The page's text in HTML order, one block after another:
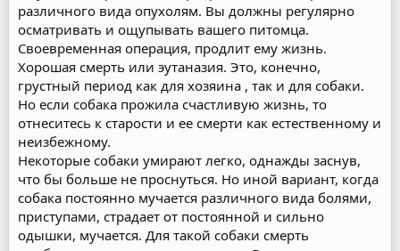
различного вида опухолям. Вы должны регулярно
осматривать и ощупывать вашего питомца.
Своевременная операция, продлит ему жизнь.
Хорошая смерть или эутаназия. Это, конечно,
грустный период как для хозяина , так и для собаки.
Но если собака прожила счастливую жизнь, то
отнеситесь к старости и ее смерти как естественному и
неизбежному.
Некоторые собаки умирают легко, однажды заснув,
что бы больше не проснуться. Но иной вариант, когда
собака постоянно мучается различного вида болями,
приступами, страдает от постоянной и сильно
одышки, мучается. Для такой собаки смерть